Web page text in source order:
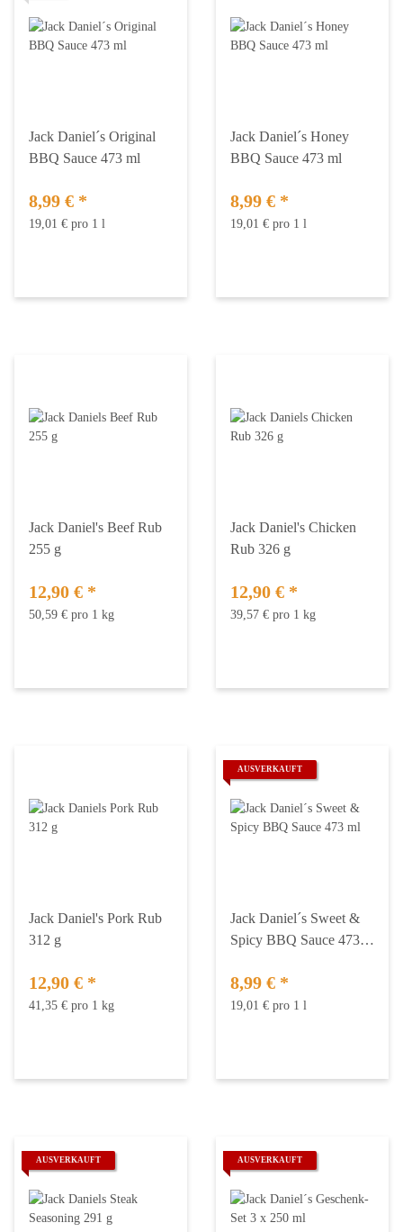
Jack Daniel´s Original
BBQ Sauce 473 ml
8,99 € *
19,01 € pro 1 l
Jack Daniel´s Honey
BBQ Sauce 473 ml
8,99 € *
19,01 € pro 1 l
Jack Daniel's Beef Rub
255 g
12,90 € *
50,59 € pro 1 kg
Jack Daniel's Chicken
Rub 326 g
12,90 € *
39,57 € pro 1 kg
Jack Daniel's Pork Rub
312 g
12,90 € *
41,35 € pro 1 kg
AUSVERKAUFT
Jack Daniel´s Sweet &
Spicy BBQ Sauce 473
8,99 € *
19,01 € pro 1 l
AUSVERKAUFT AUSVERKAUFT